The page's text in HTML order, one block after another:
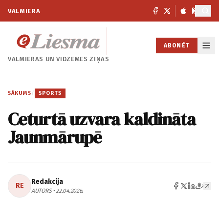
VALMIERA
VALMIERAS UNVIDZEMES ZIŅAS
ABONĒT
SĀKUMS / SPORTS
Ceturtā uzvara kaldināta
Jaunmārupē
RE Redakcija
AUTORS • 22.04.2026.